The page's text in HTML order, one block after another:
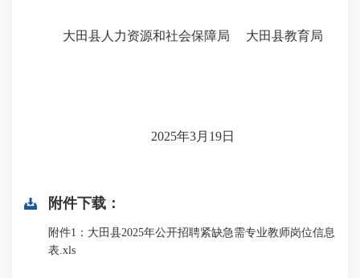
大田县人力资源和社会保障局 大田县教育局
2025年3月 19日
附件下载：
附件1：大田县2025年公开招聘紧缺急需专业教师岗位信息
表.xls